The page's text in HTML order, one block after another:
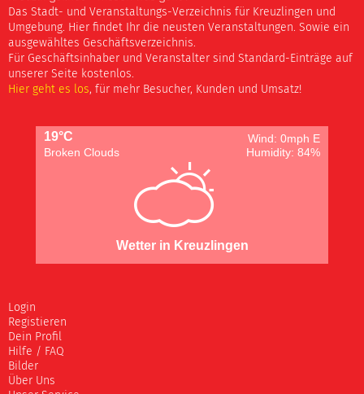
Das Stadt- und Veranstaltungs-Verzeichnis für Kreuzlingen und
Umgebung. Hier findet Ihr die neusten Veranstaltungen. Sowie ein
ausgewähltes Geschäftsverzeichnis.
Für Geschäftsinhaber und Veranstalter sind Standard-Einträge auf
unserer Seite kostenlos.
Hier geht es los, für mehr Besucher, Kunden und Umsatz!
19°C
Wind: 0mph E
Broken Clouds
Humidity: 84%
Wetter in Kreuzlingen
Login
Registieren
Dein Profil
Hilfe / FAQ
Bilder
Über Uns